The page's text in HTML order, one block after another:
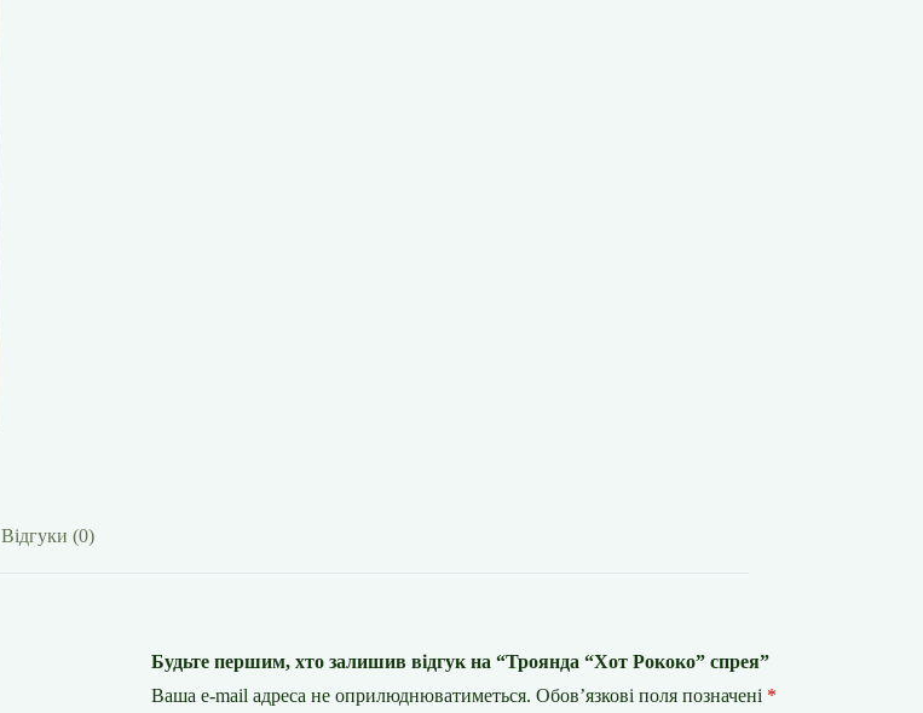
Відгуки (0)
Будьте першим, хто залишив відгук на “Троянда “Хот Рококо” спрея”
Ваша e-mail адреса не оприлюднюватиметься. Обов’язкові поля позначені *